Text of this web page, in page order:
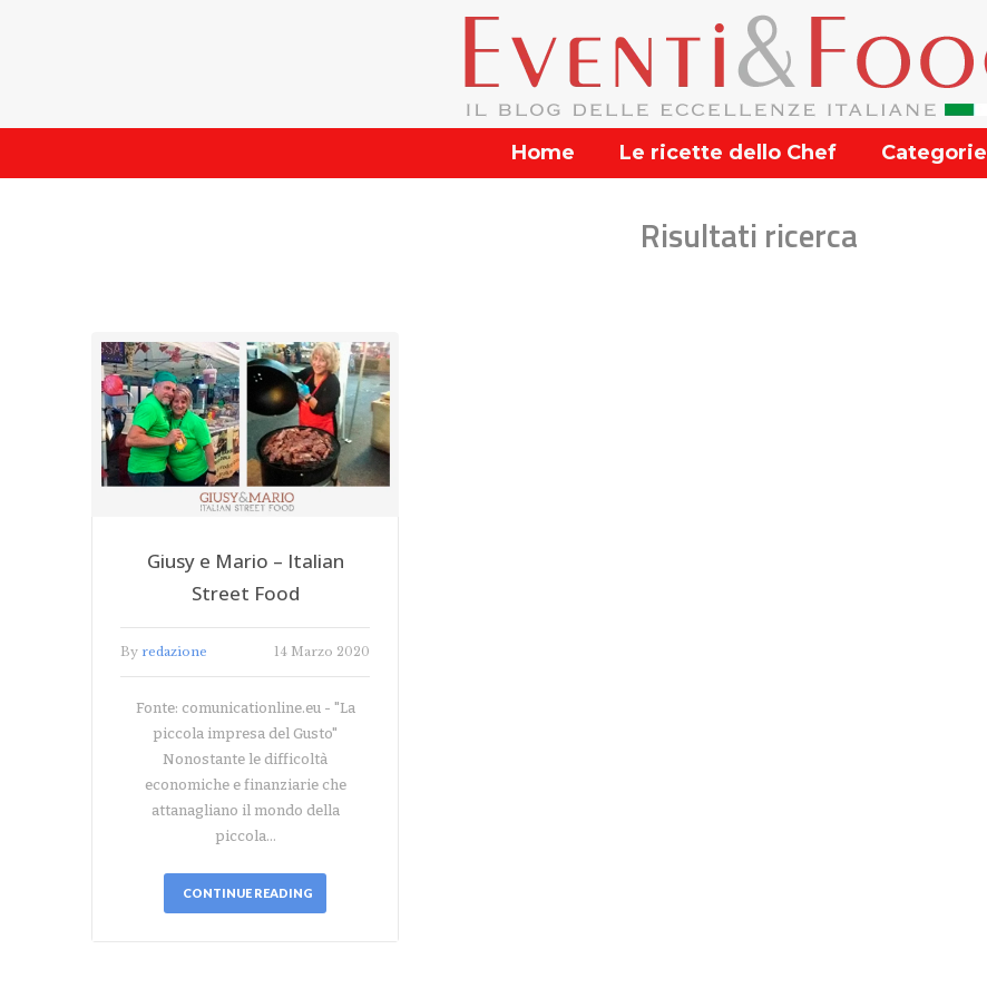
Home Le ricette dello Chef Categorie
Risultati ricerca
Giusy e Mario – Italian
Street Food
By redazione 14 Marzo 2020
Fonte: comunicationline.eu - "La
piccola impresa del Gusto"
Nonostante le difficoltà
economiche e finanziarie che
attanagliano il mondo della
piccola…
CONTINUE READING